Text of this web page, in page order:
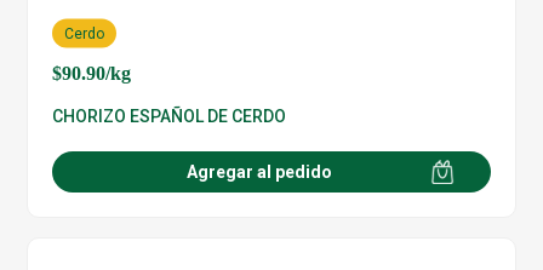
$90.90/kg
Cerdo
CHORIZO ESPAÑOL DE CERDO
Agregar al pedido